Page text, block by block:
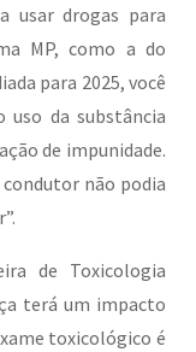
usar drogas para
MP, como a do
para 2025, você
da substância
de impunidade.
não podia
de Toxicologia
terá um impacto
toxicológico é